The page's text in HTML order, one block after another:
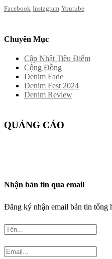
Facebook Instagram Youtube
Chuyên Mục
Cập Nhật Tiêu Điểm
Cộng Đồng
Denim Fade
Denim Fest 2024
Denim Review
QUẢNG CÁO
Nhận bản tin qua email
Đăng ký nhận email bản tin tổng